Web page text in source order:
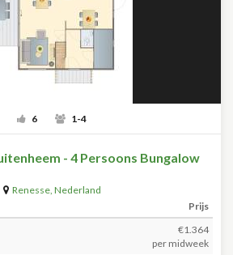
6 1-4
- 4 Persoons Bungalow
Renesse, Nederland
Prijs
€1.364
per midweek